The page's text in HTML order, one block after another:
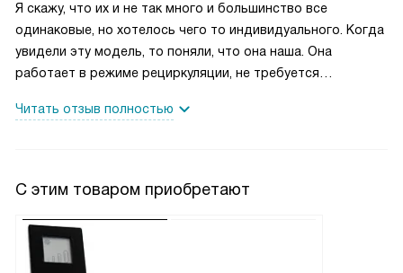
Я скажу, что их и не так много и большинство все
одинаковые, но хотелось чего то индивидуального. Когда
увидели эту модель, то поняли, что она наша. Она
работает в режиме рециркуляции, не требуется
присутствует угольный фильтр, что даже удивительно,
пар и другие загрязнения справляется на отлично. При
работе есть небольшой шум, но за пределами кухни его
уже не слышно. Вытяжка довольно мощная, запахи
вообще не чувствуются. Внешне смотрится очень круто и
эффектно. Моется очень легко. После мытья никаких
Читать отзыв полностью
С этим товаром приобретают